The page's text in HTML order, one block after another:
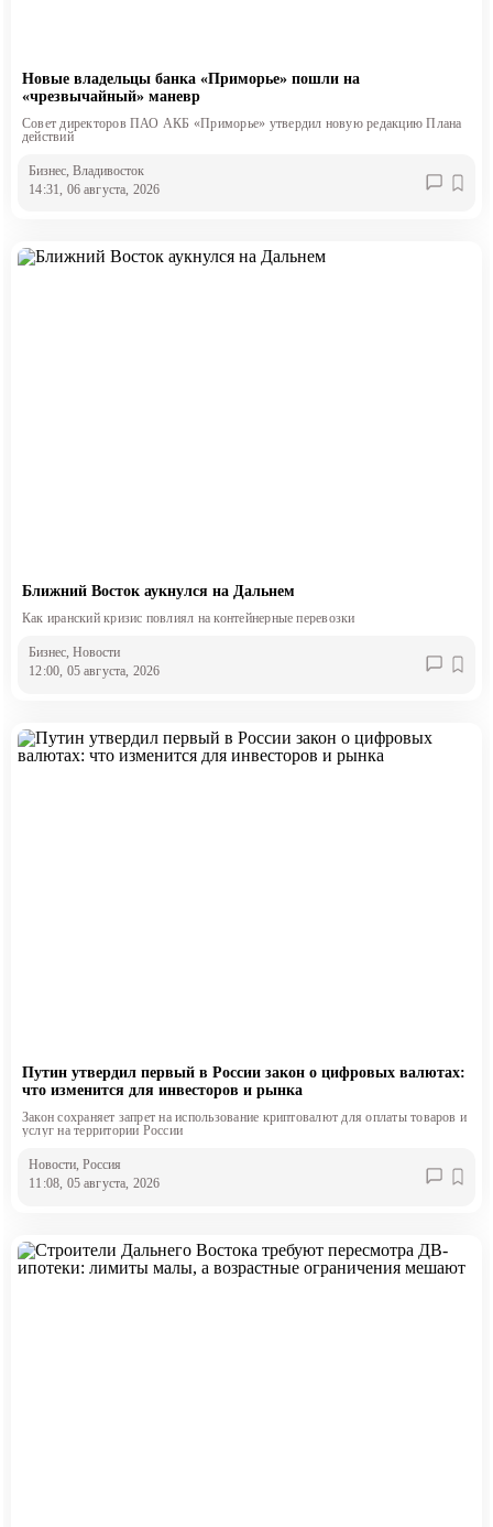
Новые владельцы банка «Приморье» пошли на
«чрезвычайный» маневр
Совет директоров ПАО АКБ «Приморье» утвердил новую редакцию Плана
действий
Бизнес, Владивосток
14:31, 06 августа, 2026
Ближний Восток аукнулся на Дальнем
Как иранский кризис повлиял на контейнерные перевозки
Бизнес, Новости
12:00, 05 августа, 2026
Путин утвердил первый в России закон о цифровых валютах:
что изменится для инвесторов и рынка
Закон сохраняет запрет на использование криптовалют для оплаты товаров и
услуг на территории России
Новости, Россия
11:08, 05 августа, 2026